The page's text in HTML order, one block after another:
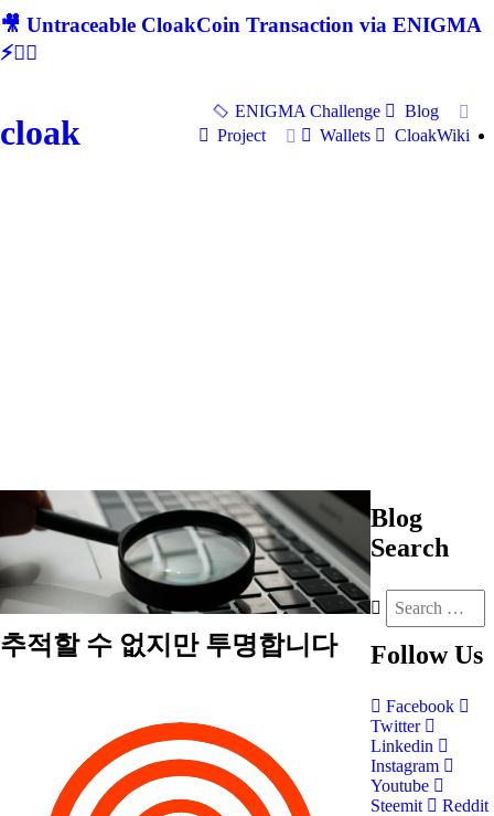
🎥 Untraceable CloakCoin Transaction via ENIGMA
⚡🕵‍♂
cloak
ENIGMA Challenge
Blog
Project
Wallets CloakWiki
추적할 수 없지만 투명합니다
Blog
Search
Follow Us
Facebook
Twitter
Linkedin
Instagram
Youtube
Steemit
Reddit